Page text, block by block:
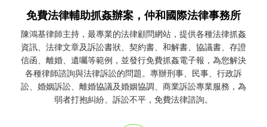
免費法律輔助抓姦辦案，仲和國際法律事務所
陳鴻基律師主持，最專業的法律顧問網站，提供各種法律抓姦
資訊、法律文章及訴訟書狀、契約書、和解書、協議書、存證
信函、離婚、遺囑等範例，並發行免費抓姦電子報，為您解決
各種律師諮詢與法律訴訟的問題。專辦刑事、民事、行政訴
訟、婚姻訴訟、離婚協議及婚姻協調、商業訴訟專業服務，為
弱者打抱糾紛、訴訟不平，免費法律諮詢。